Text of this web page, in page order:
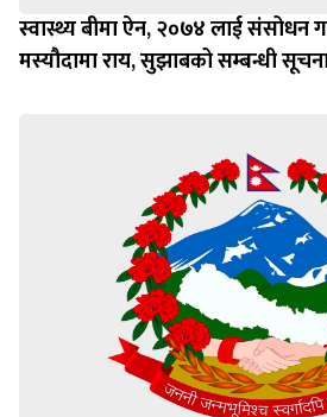
स्वास्थ्य बीमा ऐन, २०७४ लाई संसोधन
मस्यौदामा राय, सुझाबको सम्बन्धी